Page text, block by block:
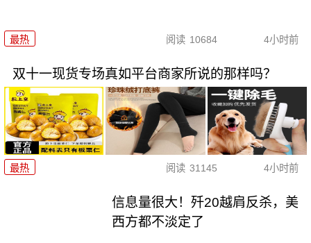
最热 阅读 10684 4小时前
双十一现货专场真如平台商家所说的那样吗？
最热 阅读 31145 4小时前
信息量很大！歼20越肩反杀，美
西方都不淡定了